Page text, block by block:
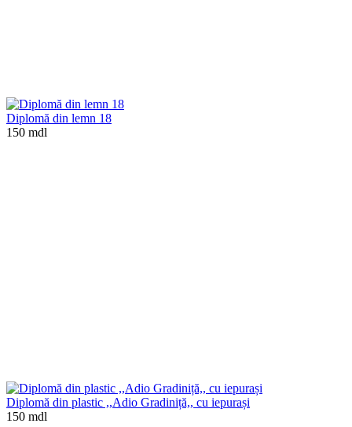
Diplomă din lemn 18
150 mdl
Diplomă din plastic ,,Adio Gradiniță,, cu iepurași
150 mdl